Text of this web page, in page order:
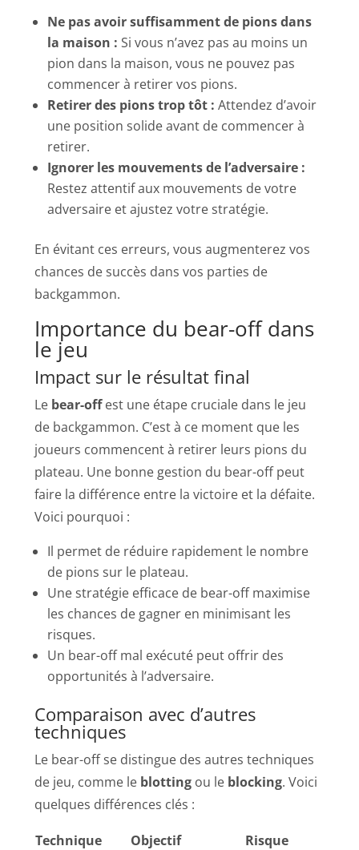
Ne pas avoir suffisamment de pions dans
la maison : Si vous n’avez pas au moins un
pion dans la maison, vous ne pouvez pas
commencer à retirer vos pions.
Retirer des pions trop tôt : Attendez d’avoir
une position solide avant de commencer à
retirer.
Ignorer les mouvements de l’adversaire :
Restez attentif aux mouvements de votre
adversaire et ajustez votre stratégie.
En évitant ces erreurs, vous augmenterez vos
chances de succès dans vos parties de
backgammon.
Importance du bear-off dans
le jeu
Impact sur le résultat final
Le bear-offest une étape cruciale dans le jeu
de backgammon. C’est à ce moment que les
joueurs commencent à retirer leurs pions du
plateau. Une bonne gestion du bear-off peut
faire la différence entre la victoire et la défaite.
Voici pourquoi :
Il permet de réduire rapidement le nombre
de pions sur le plateau.
Une stratégie efficace de bear-off maximise
les chances de gagner en minimisant les
risques.
Un bear-off mal exécuté peut offrir des
opportunités à l’adversaire.
Comparaison avec d’autres
techniques
Le bear-off se distingue des autres techniques
de jeu, comme le blotting ou le blocking. Voici
quelques différences clés :
Technique Objectif
Risque